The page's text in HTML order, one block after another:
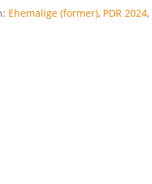
Ehemalige (former), PDR 2024,